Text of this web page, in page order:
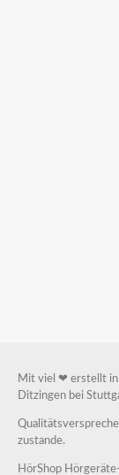
Mit viel ❤ erstellt in
Ditzingen bei
zustande.
HörShop